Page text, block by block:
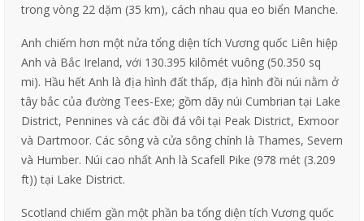
trong vòng 22 dặm (35 km), cách nhau qua eo biển Manche.
Anh chiếm hơn một nửa tổng diện tích Vương quốc Liên hiệp
Anh và Bắc Ireland, với 130.395 kilômét vuông (50.350 sq
mi). Hầu hết Anh là địa hình đất thấp, địa hình đồi núi nằm ở
tây bắc của đường Tees-Exe; gồm dãy núi Cumbrian tại Lake
District, Pennines và các đồi đá vôi tại Peak District, Exmoor
và Dartmoor. Các sông và cửa sông chính là Thames, Severn
và Humber. Núi cao nhất Anh là Scafell Pike (978 mét (3.209
ft)) tại Lake District.
Scotland chiếm gần một phần ba tổng diện tích Vương quốc